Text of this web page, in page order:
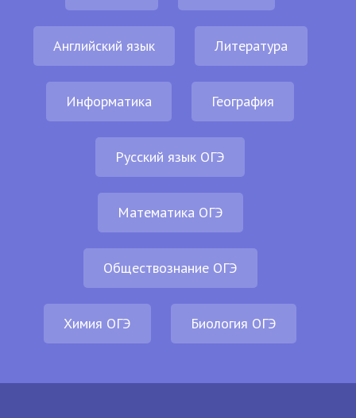
Английский язык Литература
Информатика География
Русский язык ОГЭ
Математика ОГЭ
Обществознание ОГЭ
Химия ОГЭ Биология ОГЭ